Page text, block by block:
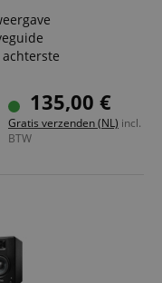
aan de voorkant
Bluetooth 5.0 TWS
135,00 €
Gratis verzenden (NL) incl.
BTW